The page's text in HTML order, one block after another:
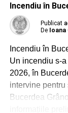
Incendiu în
Publicat
De Ioana
Incendiu în
Un incendiu s-
2026, în
intervine
Bucerdea